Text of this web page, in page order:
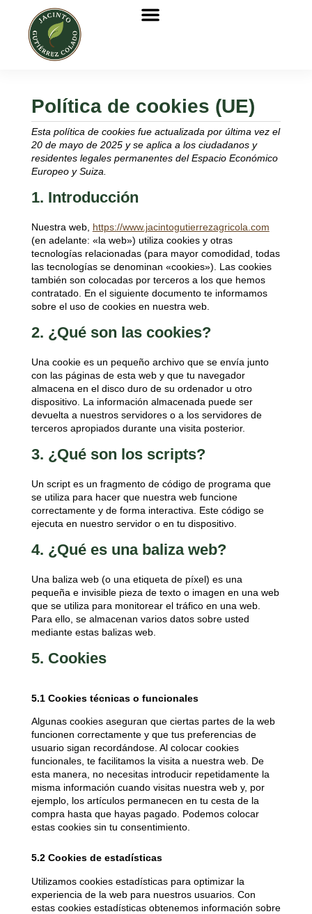
Política de cookies (UE)
Esta política de cookies fue actualizada por última vez el
20 de mayo de 2025 y se aplica a los ciudadanos y
residentes legales permanentes del Espacio Económico
Europeo y Suiza.
1. Introducción
Nuestra web, https://www.jacintogutierrezagricola.com
(en adelante: «la web») utiliza cookies y otras
tecnologías relacionadas (para mayor comodidad, todas
las tecnologías se denominan «cookies»). Las cookies
también son colocadas por terceros a los que hemos
contratado. En el siguiente documento te informamos
sobre el uso de cookies en nuestra web.
2. ¿Qué son las cookies?
Una cookie es un pequeño archivo que se envía junto
con las páginas de esta web y que tu navegador
almacena en el disco duro de su ordenador u otro
dispositivo. La información almacenada puede ser
devuelta a nuestros servidores o a los servidores de
terceros apropiados durante una visita posterior.
3. ¿Qué son los scripts?
Un script es un fragmento de código de programa que
se utiliza para hacer que nuestra web funcione
correctamente y de forma interactiva. Este código se
ejecuta en nuestro servidor o en tu dispositivo.
4. ¿Qué es una baliza web?
Una baliza web (o una etiqueta de píxel) es una
pequeña e invisible pieza de texto o imagen en una web
que se utiliza para monitorear el tráfico en una web.
Para ello, se almacenan varios datos sobre usted
mediante estas balizas web.
5. Cookies
5.1 Cookies técnicas o funcionales
Algunas cookies aseguran que ciertas partes de la web
funcionen correctamente y que tus preferencias de
usuario sigan recordándose. Al colocar cookies
funcionales, te facilitamos la visita a nuestra web. De
esta manera, no necesitas introducir repetidamente la
misma información cuando visitas nuestra web y, por
ejemplo, los artículos permanecen en tu cesta de la
compra hasta que hayas pagado. Podemos colocar
estas cookies sin tu consentimiento.
5.2 Cookies de estadísticas
Utilizamos cookies estadísticas para optimizar la
experiencia de la web para nuestros usuarios. Con
estas cookies estadísticas obtenemos información sobre